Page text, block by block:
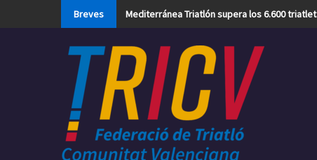
Breves Mediterránea Triatlón supera los 6.600